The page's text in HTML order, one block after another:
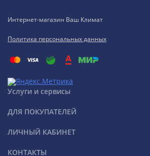
Интернет-магазин Ваш Климат
Политика персональных данных
Услуги и сервисы
ДЛЯ ПОКУПАТЕЛЕЙ
ЛИЧНЫЙ КАБИНЕТ
КОНТАКТЫ